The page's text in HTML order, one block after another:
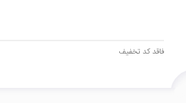
فاقد کد تخفیف